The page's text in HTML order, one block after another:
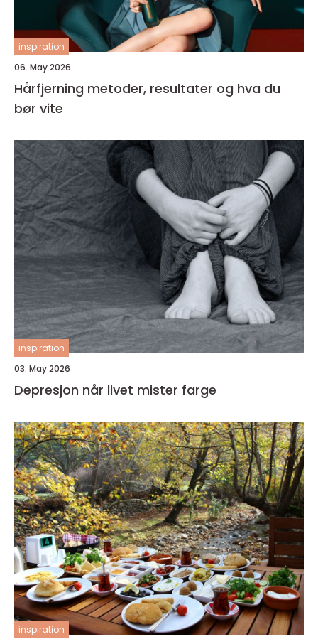
inspiration
06. May 2026
Hårfjerning metoder, resultater og hva du
bør vite
inspiration
03. May 2026
Depresjon når livet mister farge
inspiration